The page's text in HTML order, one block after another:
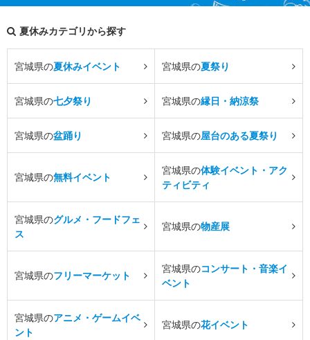
夏休みカテゴリから探す
宮城県の夏休みイベント 宮城県の夏祭り
宮城県の七夕祭り 宮城県の縁日・納涼祭
宮城県の盆踊り 宮城県の屋台のある夏祭り
宮城県の無料イベント
宮城県の体験イベント・アク
ティビティ
宮城県のグルメ・フードフェ
ス
宮城県の物産展
宮城県のフリーマーケット
宮城県のコンサート・音楽イ
ベント
宮城県のアニメ・ゲームイベ
ント
宮城県の花イベント